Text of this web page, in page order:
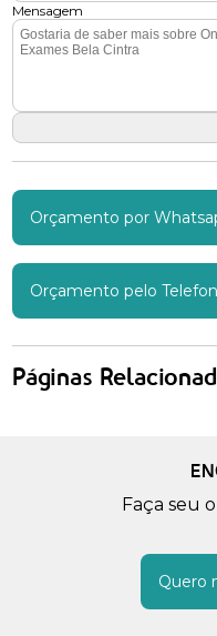
Mensagem
Orçamento por
Orçamento pelo
Páginas
Faça seu
Quero